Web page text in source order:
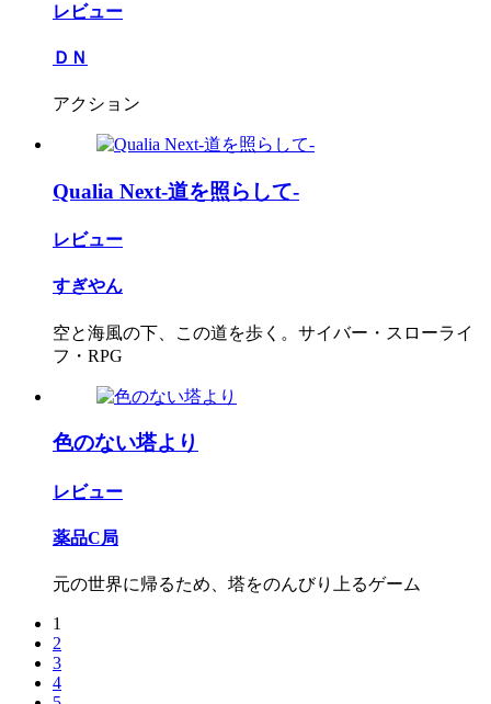
レビュー
ＤＮ
アクション
Qualia Next-道を照らして-
レビュー
すぎやん
空と海風の下、この道を歩く。サイバー・スローライ
フ・RPG
色のない塔より
レビュー
薬品C局
元の世界に帰るため、塔をのんびり上るゲーム
1
2
3
4